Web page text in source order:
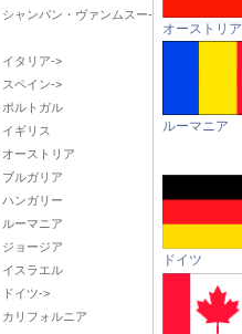
シャンパン・ヴァンムスー-
イタリア->
スペイン->
ポルトガル
ギリス
オーストリア
ブルガリア
ハンガリー
ルーマニア
ジョージア
イスラエル
ドイツ->
カリフォルニア
オーストリア
ルーマニア
ドイツ